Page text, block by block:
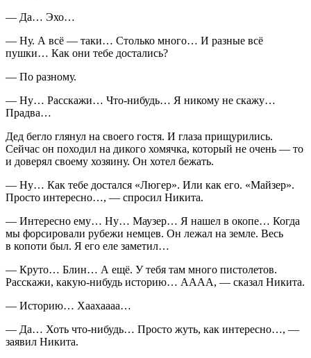
— Да… Эхо…
— Ну. А всё — таки… Столько много… И разные всё
пушки… Как они тебе достались?
— По разному.
— Ну… Расскажи… Что-нибудь… Я никому не скажу…
Прадва…
Дед бегло глянул на своего гостя. И глаза прищурились.
Сейчас он походил на дикого хомячка, который не очень — то
и доверял своему хозяину. Он хотел бежать.
— Ну… Как тебе достался «Люгер». Или как его. «Майзер».
Просто интересно…, — спросил Никита.
— Интересно ему… Ну… Маузер… Я нашел в окопе… Когда
мы форсировали рубежи немцев. Он лежал на земле. Весь
в копоти был. Я его еле заметил…
— Круто… Блин… А ещё. У тебя там много пистолетов.
Расскажи, какую-нибудь историю… АААА, — сказал Никита.
— Историю… Хаахаааа…
— Да… Хоть что-нибудь… Просто жуть, как интересно…, —
заявил Никита.